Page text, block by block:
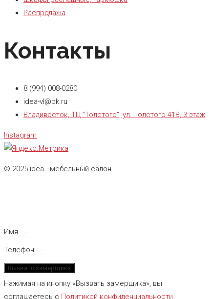
Распродажа
Контакты
8 (994) 008-0280
idea-vl@bk.ru
Владивосток, ТЦ "Толстого", ул. Толстого 41В, 3 этаж
Instagram
© 2025 idea - мебельный салон
Имя
Телефон
Вызвать замерщика
Нажимая на кнопку «Вызвать замерщика», вы
соглашаетесь с Политикой конфиденциальности